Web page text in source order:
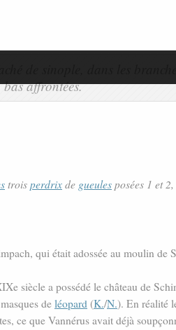
troisperdrixde gueulesposées 1 et
qui était adossée au moulin de
siècle a possédé le château de
de léopard (K./N.). En réalité
ce que Vannérus avait déjà